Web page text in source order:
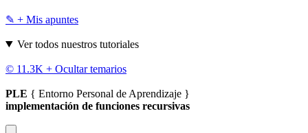
✎ + Mis apuntes
Ver todos nuestros tutoriales
© 11.3K + Ocultar temarios
PLE { Entorno Personal de Aprendizaje }
implementación de funciones recursivas